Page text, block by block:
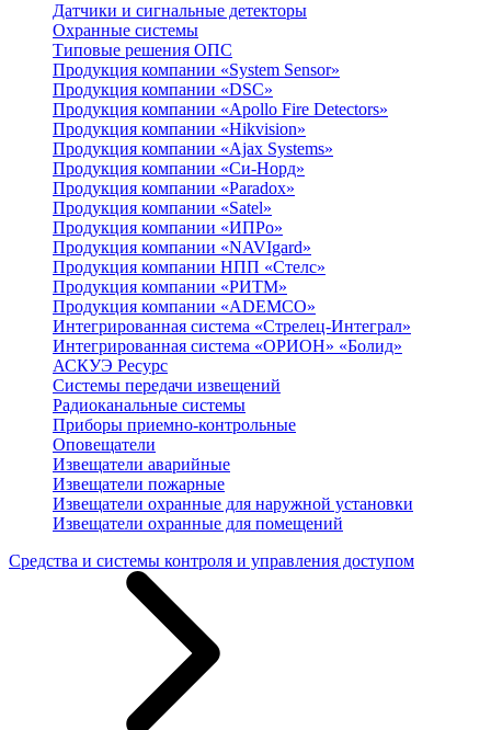
Датчики и сигнальные детекторы
Охранные системы
Типовые решения ОПС
Продукция компании «System Sensor»
Продукция компании «DSC»
Продукция компании «Apollo Fire Detectors»
Продукция компании «Hikvision»
Продукция компании «Ajax Systems»
Продукция компании «Си-Норд»
Продукция компании «Paradox»
Продукция компании «Satel»
Продукция компании «ИПРо»
Продукция компании «NAVIgard»
Продукция компании НПП «Стелс»
Продукция компании «РИТМ»
Продукция компании «ADEMCO»
Интегрированная система «Стрелец-Интеграл»
Интегрированная система «ОРИОН» «Болид»
АСКУЭ Ресурс
Системы передачи извещений
Радиоканальные системы
Приборы приемно-контрольные
Оповещатели
Извещатели аварийные
Извещатели пожарные
Извещатели охранные для наружной установки
Извещатели охранные для помещений
Средства и системы контроля и управления доступом